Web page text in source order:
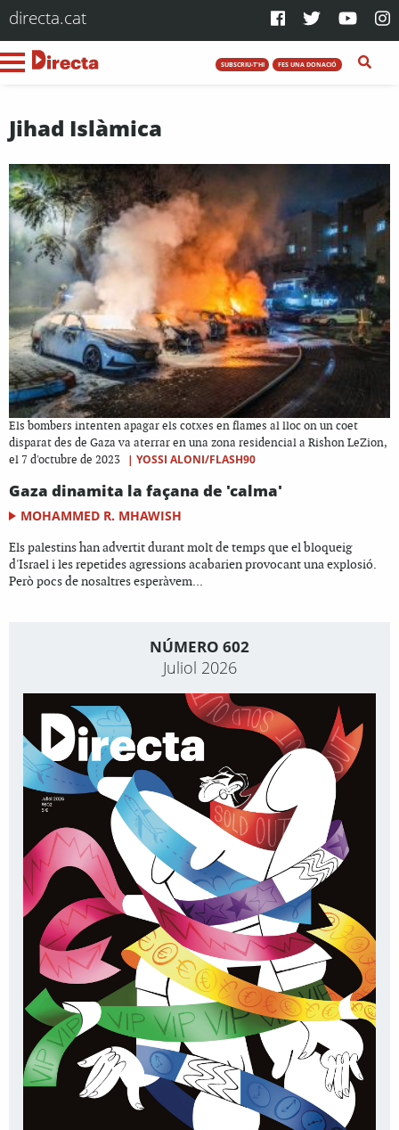
directa.cat
SUBSCRIU-T'HI FES UNA DONACIÓ
Jihad Islàmica
Els bombers intenten apagar els cotxes en flames al lloc on un coet
disparat des de Gaza va aterrar en una zona residencial a Rishon LeZion,
el 7 d'octubre de 2023
| YOSSI ALONI/FLASH90
Gaza dinamita la façana de 'calma'
MOHAMMED R. MHAWISH
Els palestins han advertit durant molt de temps que el bloqueig
d'Israel i les repetides agressions acabarien provocant una explosió.
Però pocs de nosaltres esperàvem...
NÚMERO 602
Juliol 2026